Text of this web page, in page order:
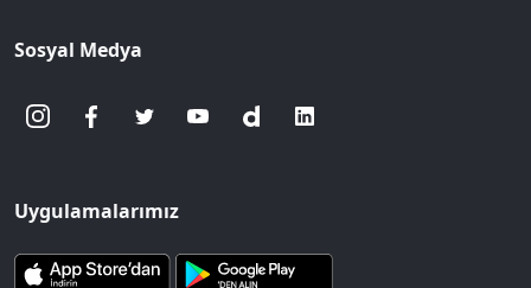
Sosyal Medya
Uygulamalarımız